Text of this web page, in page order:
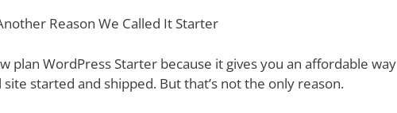
Reason We Called It Starter
plan WordPress Starter because it gives you an affordable way
started and shipped. But that’s not the only reason.